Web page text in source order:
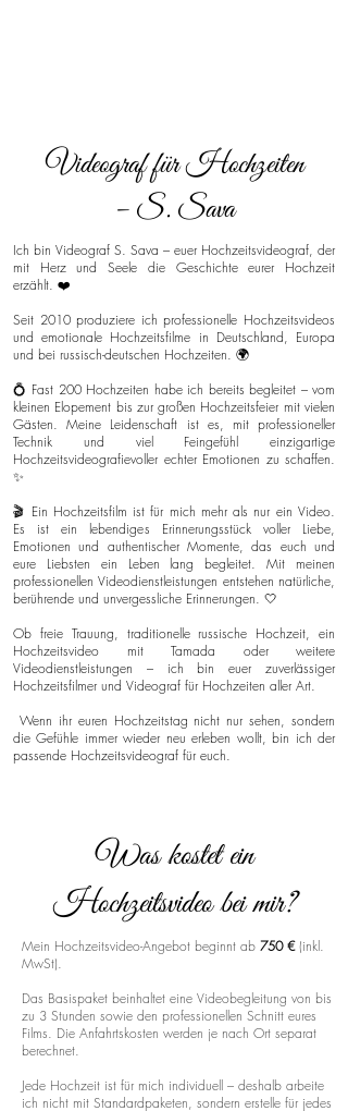
Videograf für Hochzeiten
– S. Sava
Ich bin Videograf S. Sava – euer Hochzeitsvideograf, der
mit Herz und Seele die Geschichte eurer Hochzeit
erzählt. ❤️
Seit 2010 produziere ich professionelle Hochzeitsvideos
und emotionale Hochzeitsfilme in Deutschland, Europa
und bei russisch-deutschen Hochzeiten. 🌍
💍 Fast 200 Hochzeiten habe ich bereits begleitet – vom
kleinen Elopement bis zur großen Hochzeitsfeier mit vielen
Gästen. Meine Leidenschaft ist es, mit professioneller
Technik und viel Feingefühl einzigartige
Hochzeitsvideografievoller echter Emotionen zu schaffen.
✨
🎬 Ein Hochzeitsfilm ist für mich mehr als nur ein Video.
Es ist ein lebendiges Erinnerungsstück voller Liebe,
Emotionen und authentischer Momente, das euch und
eure Liebsten ein Leben lang begleitet. Mit meinen
professionellen Videodienstleistungen entstehen natürliche,
berührende und unvergessliche Erinnerungen. 🤍
Ob freie Trauung, traditionelle russische Hochzeit, ein
Hochzeitsvideo mit Tamada oder weitere
Videodienstleistungen – ich bin euer zuverlässiger
Hochzeitsfilmer und Videograf für Hochzeiten aller Art.
Wenn ihr euren Hochzeitstag nicht nur sehen, sondern
die Gefühle immer wieder neu erleben wollt, bin ich der
passende Hochzeitsvideograf für euch.
Was kostet ein
Hochzeitsvideo bei mir?
Mein Hochzeitsvideo-Angebot beginnt ab 750 € (inkl.
MwSt).
Das Basispaket beinhaltet eine Videobegleitung von bis
zu 3 Stunden sowie den professionellen Schnitt eures
Films. Die Anfahrtskosten werden je nach Ort separat
berechnet.
Jede Hochzeit ist für mich individuell – deshalb arbeite
ich nicht mit Standardpaketen, sondern erstelle für jedes